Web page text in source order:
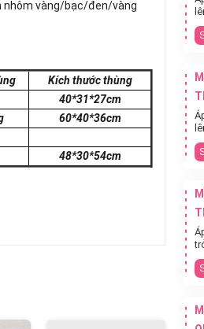
nhôm vàng/bạc/đen/vàng
Kích thước thùng
40*31*27cm
60*40*36cm
48*30*54cm